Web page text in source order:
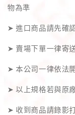
物為準
➤ 進口商品請先確
➤ 賣場下單一律寄
➤ 本公司一律依法
➤ 以上規格若與原
➤ 收到商品請錄影